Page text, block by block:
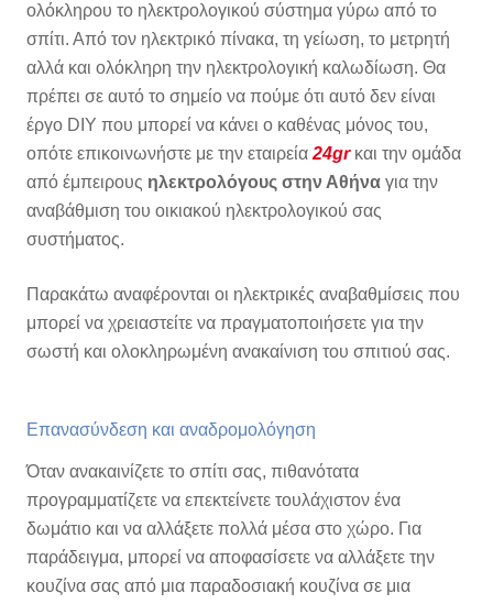
ολόκληρου το ηλεκτρολογικού σύστημα γύρω από το
σπίτι. Από τον ηλεκτρικό πίνακα, τη γείωση, το μετρητή
αλλά και ολόκληρη την ηλεκτρολογική καλωδίωση. Θα
πρέπει σε αυτό το σημείο να πούμε ότι αυτό δεν είναι
έργο DIY που μπορεί να κάνει ο καθένας μόνος του,
οπότε επικοινωνήστε με την εταιρεία 24grκαι την ομάδα
από έμπειρους ηλεκτρολόγους στην Αθήνα για την
αναβάθμιση του οικιακού ηλεκτρολογικού σας
συστήματος.
Παρακάτω αναφέρονται οι ηλεκτρικές αναβαθμίσεις που
μπορεί να χρειαστείτε να πραγματοποιήσετε για την
σωστή και ολοκληρωμένη ανακαίνιση του σπιτιού σας.
Επανασύνδεση και αναδρομολόγηση
Όταν ανακαινίζετε το σπίτι σας, πιθανότατα
προγραμματίζετε να επεκτείνετε τουλάχιστον ένα
δωμάτιο και να αλλάξετε πολλά μέσα στο χώρο. Για
παράδειγμα, μπορεί να αποφασίσετε να αλλάξετε την
κουζίνα σας από μια παραδοσιακή κουζίνα σε μια